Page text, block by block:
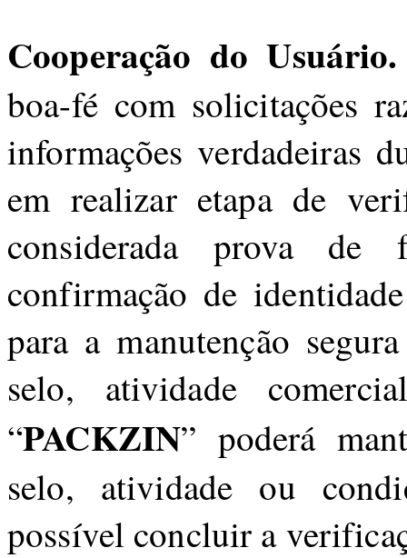
Cooperação do Usuário.
boa-fé com solicitações
informações verdadeiras
em realizar etapa de
considerada prova de
confirmação de
para a manutenção
selo, atividade
“PACKZIN” poderá
selo, atividade ou
possível concluir a